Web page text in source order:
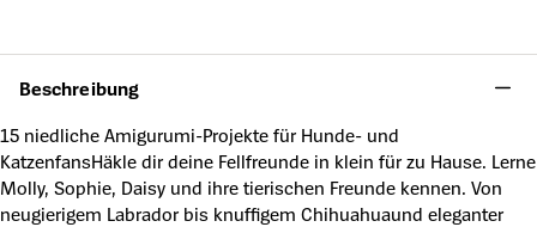
Beschreibung
15 niedliche Amigurumi-Projekte für Hunde- und
KatzenfansHäkle dir deine Fellfreunde in klein für zu Hause. Lerne
Molly, Sophie, Daisy und ihre tierischen Freunde kennen. Von
neugierigem Labrador bis knuffigem Chihuahuaund eleganter